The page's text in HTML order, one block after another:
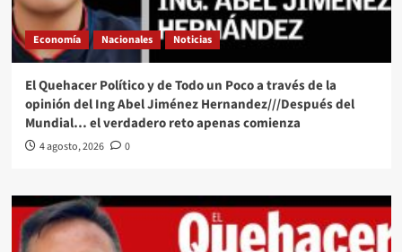
Economía Nacionales Noticias
El Quehacer Político y de Todo un Poco a través de la
opinión del Ing Abel Jiménez Hernandez///Después del
Mundial… el verdadero reto apenas comienza
4 agosto, 2026 0